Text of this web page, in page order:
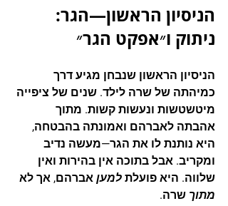
הניסיון הראשון—הגר:
ניתוק ו״אפקט הגר״
הניסיון הראשון שנבחן מגיע דרך
כמיהתה של שרה לילד. שנים של ציפייה
מיטשטשות ונעשות קשות. מתוך
אהבתה לאברהם ואמונתה בהבטחה,
היא נותנת לו את הגר—מעשה נדיב
ומקריב. אבל בתוכה אין בהירות ואין
שלווה. היא פועלת למען אברהם, אך לא
מתוך שרה.